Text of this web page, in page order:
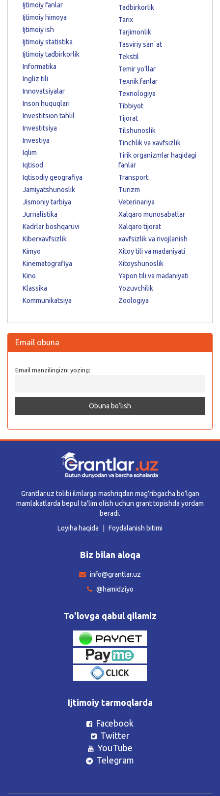
Ijtimoiy fanlar
Ijtimoiy himoya
Ijtimoiy ish
Ijtimoiy statistika
Ijtimoiy tadbirkorlik
Informatika
Ingliz tili
Innovatsiyalar
Inson huquqlari
Investitsion tahlil
Investitsiya
Investiya
Iqlim
Iqtisod
Iqtisodiy geografiya
Jamiyatshunoslik
Jismoniy tarbiya
Jurnalistika
Kadrlar boshqaruvi
Kiberxavfsizlik
Kimyo
Kinematografiya
Kino
Klassika
Kommunikatsiya
Tadbirkorlik
Tarix
Tarjimonlik
Tasviriy sanʼat
Tekstil
Temir yo'llar
Texnik fanlar
Texnologiya
Tibbiyot
Tijorat
Tilshunoslik
Tinchlik va xavfsizlik
Tirik organizmlar haqidagi
fanlar
Transport
Turizm
Veterinariya
Xalqaro munosabatlar
Xalqaro tijorat
xavfsizlik va rivojlanish
Xitoy tili va madaniyati
Xitoyshunoslik
Yapon tili va madaniyati
Yozuvchilik
Zoologiya
Email obuna
Email manzilingizni yozing:
Grantlar.uz tolibi ilmlarga mashriqdan mag’ribgacha bo’lgan
mamlakatlarda bepul ta’lim olish uchun grant topishda yordam
beradi.
Loyiha haqida
Foydalanish bitimi
Biz bilan aloqa
info@grantlar.uz
@hamidziyo
To'lovga qabul qilamiz
Ijtimoiy tarmoqlarda
Facebook
Twitter
YouTube
Telegram